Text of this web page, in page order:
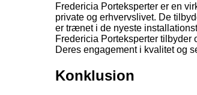
Fredericia Porteksperter er en
private og erhvervslivet. De
er trænet i de nyeste
Fredericia Porteksperter
Deres engagement i kvalitet og
Konklusion